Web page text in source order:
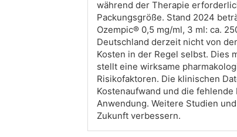
während der Therapie
Packungsgröße. Stand 2024
Ozempic® 0,5 mg/ml, 3 ml: ca.
Deutschland derzeit nicht von
Kosten in der Regel selbst. Dies
stellt eine wirksame
Risikofaktoren. Die klinischen
Kostenaufwand und die
Anwendung. Weitere Studien
Zukunft verbessern.